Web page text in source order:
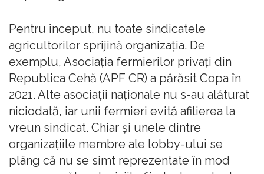
Pentru început, nu toate sindicatele
agricultorilor sprijină organizația. De
exemplu, Asociația fermierilor privați din
Republica Cehă (APF CR) a părăsit Copa în
2021. Alte asociații naționale nu s-au alăturat
niciodată, iar unii fermieri evită afilierea la
vreun sindicat. Chiar și unele dintre
organizațiile membre ale lobby-ului se
plâng că nu se simt reprezentate în mod